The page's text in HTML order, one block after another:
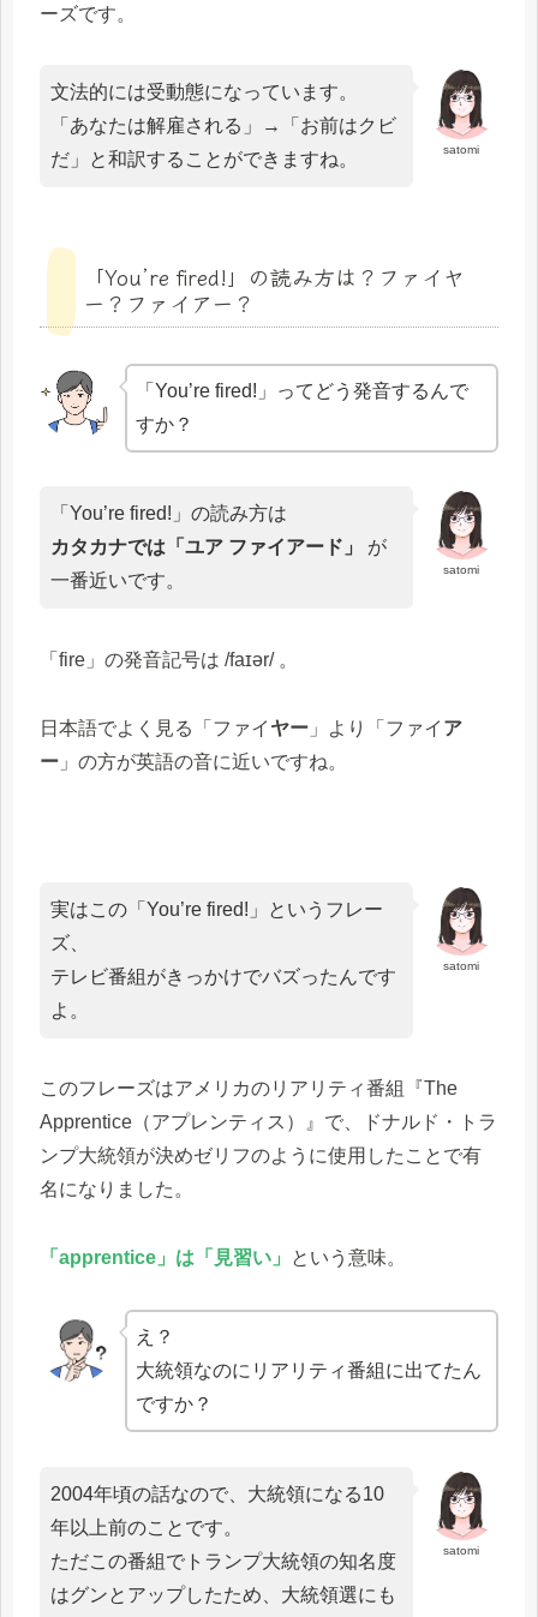
ーズです。
satomi
文法的には受動態になっています。
「あなたは解雇される」→「お前はクビ
だ」と和訳することができますね。
「You’re fired!」の読み方は？ファイヤ
ー？ファイアー？
「You’re fired!」ってどう発音するんで
すか？
satomi
「You’re fired!」の読み方は
カタカナでは「ユア ファイアード」
が
一番近いです。
「fire」の発音記号は /faɪər/ 。
日本語でよく見る「ファイ ヤー 」より「ファイ ア
ー 」の方が英語の音に近いですね。
satomi
実はこの「You’re fired!」というフレー
ズ、
テレビ番組がきっかけでバズったんです
よ。
このフレーズはアメリカのリアリティ番組『The
Apprentice（アプレンティス）』で、ドナルド・トラ
ンプ大統領が決めゼリフのように使用したことで有
名になりました。
「apprentice」は「見習い」 という意味。
え？
大統領なのにリアリティ番組に出てたん
ですか？
satomi
2004年頃の話なので、大統領になる10
年以上前のことです。
ただこの番組でトランプ大統領の知名度
はグンとアップしたため、大統領選にも